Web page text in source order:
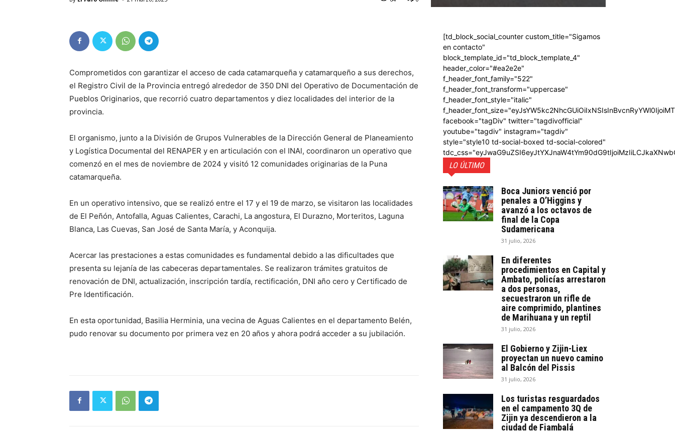
Comprometidos con garantizar el acceso de cada catamarqueña y catamarqueño a sus derechos,
el Registro Civil de la Provincia entregó alrededor de 350 DNI del Operativo de Documentación de
Pueblos Originarios, que recorrió cuatro departamentos y diez localidades del interior de la
provincia.
El organismo, junto a la División de Grupos Vulnerables de la Dirección General de Planeamiento
y Logística Documental del RENAPER y en articulación con el INAl, coordinaron un operativo que
comenzó en el mes de noviembre de 2024 y visitó 12 comunidades originarias de la Puna
catamarqueña.
En un operativo intensivo, que se realizó entre el 17 y el 19 de marzo, se visitaron las localidades
de El Peñón, Antofalla, Aguas Calientes, Carachi, La angostura, El Durazno, Morteritos, Laguna
Blanca, Las Cuevas, San José de Santa María, y Aconquija.
Acercar las prestaciones a estas comunidades es fundamental debido a las dificultades que
presenta su lejanía de las cabeceras departamentales. Se realizaron trámites gratuitos de
renovación de DNI, actualización, inscripción tardía, rectificación, DNI año cero y Certificado de
Pre Identificación.
En esta oportunidad, Basilia Herminia, una vecina de Aguas Calientes en el departamento Belén,
pudo renovar su documento por primera vez en 20 años y ahora podrá acceder a su jubilación.
[td_block_social_counter custom_title="Sigamos
en contacto"
block_template_id="td_block_template_4"
header_color="#ea2e2e"
f_header_font_family="522"
f_header_font_transform="uppercase"
f_header_font_style="italic"
facebook="tagDiv" twitter="tagdivofficial"
youtube="tagdiv" instagram="tagdiv"
style="style10 td-social-boxed td-social-colored"
LO ÚLTIMO
Boca Juniors venció por
penales a O’Higgins y
avanzó a los octavos de
final de la Copa
Sudamericana
31 julio, 2026
En diferentes
procedimientos en Capital y
Ambato, policías arrestaron
a dos personas,
secuestraron un rifle de
aire comprimido, plantines
de Marihuana y un reptil
31 julio, 2026
El Gobierno y Zijin-Liex
proyectan un nuevo camino
al Balcón del Pissis
31 julio, 2026
Los turistas resguardados
en el campamento 3Q de
Zijin ya descendieron a la
ciudad de Fiambalá